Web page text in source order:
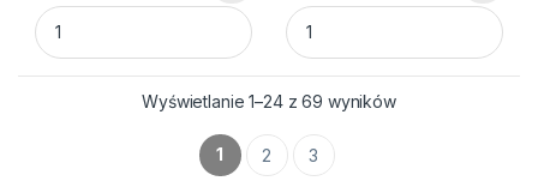
Długopis Grand GR 2115 quantityDługopis GRAND - MT
Wyświetlanie 1–24 z 69 wyników
1 2 3